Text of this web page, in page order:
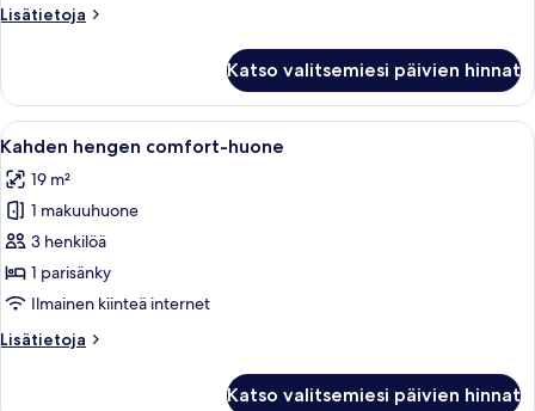
sänkyä)
Lisätietoja
Lisätietoja
comfort-
huone
(kaksi
Katso valitsemiesi päivien hinnat
Avaa
kaikki
huonetyypin
Kahden
hengen
comfort-
huone
Moderni hotellihuone, jossa on suuri
4
Kahden hengen comfort-huone
19 m²
1 makuuhuone
3 henkilöä
1 parisänky
Ilmainen kiinteä internet
Lisätietoja
Lisätietoja
Katso valitsemiesi päivien hinnat